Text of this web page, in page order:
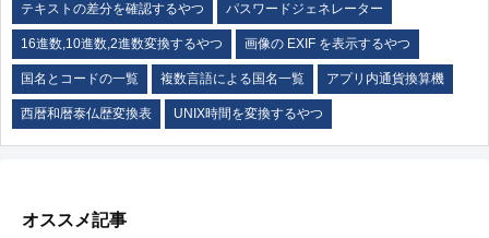
テキストの差分を確認するやつ パスワードジェネレーター
16進数,10進数,2進数変換するやつ 画像の EXIF を表示するやつ
国名とコードの一覧 複数言語による国名一覧 アプリ内通貨換算機
西暦和暦泰仏歴変換表 UNIX時間を変換するやつ
オススメ記事